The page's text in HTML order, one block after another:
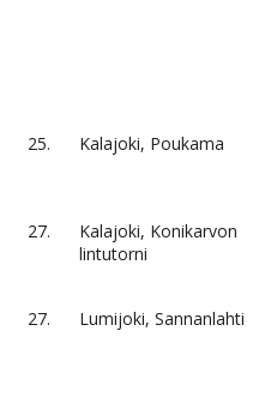
25. Kalajoki, Poukama
27.
Kalajoki, Konikarvon
lintutorni
27. Lumijoki, Sannanlahti